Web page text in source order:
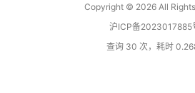
Copyright © 2026 All
沪ICP备2023017885
查询 30 次，耗时